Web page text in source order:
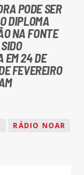
PODE SER
DIPLOMA
NA FONTE
EM 24 DE
FEVEREIRO
RÁDIO NOAR